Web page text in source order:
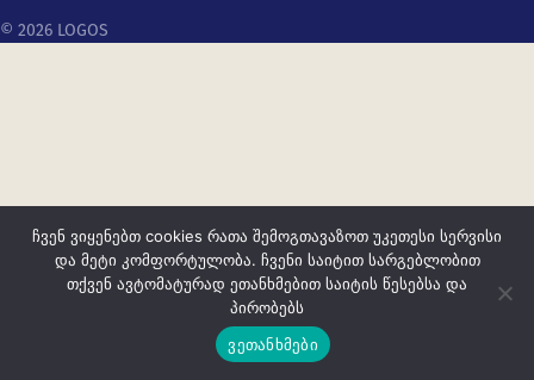
© 2026 LOGOS
ჩვენ ვიყენებთ cookies რათა შემოგთავაზოთ უკეთესი სერვისი
და მეტი კომფორტულობა. ჩვენი საიტით სარგებლობით
თქვენ ავტომატურად ეთანხმებით საიტის წესებსა და
პირობებს
ვეთანხმები